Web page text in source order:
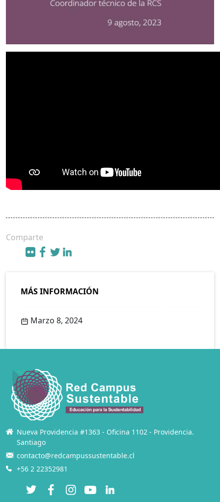
Comparte
MÁS INFORMACIÓN
Marzo 8, 2024
Nueva Providencia #1363 - Oficina 1102 - Providencia.
Santiago
contacto@redcampussustentable.cl
+56 2 22352981
Twitter FacebookInstagramYouTubeLinkedIn